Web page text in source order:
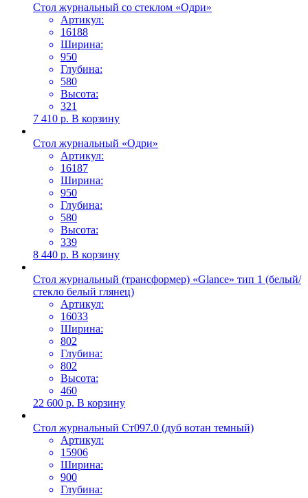
Стол журнальный со стеклом «Одри»
Артикул:
16188
Ширина:
950
Глубина:
580
Высота:
321
7 410 р. В корзину
Стол журнальный «Одри»
Артикул:
16187
Ширина:
950
Глубина:
580
Высота:
339
8 440 р. В корзину
Стол журнальный (трансформер) «Glance» тип 1 (белый/
стекло белый глянец)
Артикул:
16033
Ширина:
802
Глубина:
802
Высота:
460
22 600 р. В корзину
Стол журнальный Ст097.0 (дуб вотан темный)
Артикул:
15906
Ширина:
900
Глубина: